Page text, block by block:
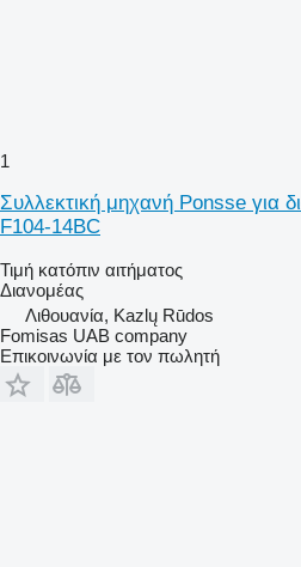
1
Συλλεκτική μηχανή Ponsse για
F104-14BC
Τιμή κατόπιν αιτήματος
Διανομέας
Λιθουανία, Kazlų Rūdos
Fomisas UAB company
Επικοινωνία με τον πωλητή